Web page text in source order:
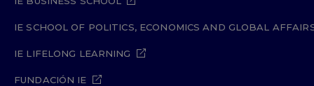
IE SCHOOL OF POLITICS, ECONOMICS AND GLOBAL
IE LIFELONG LEARNING
FUNDACIÓN IE